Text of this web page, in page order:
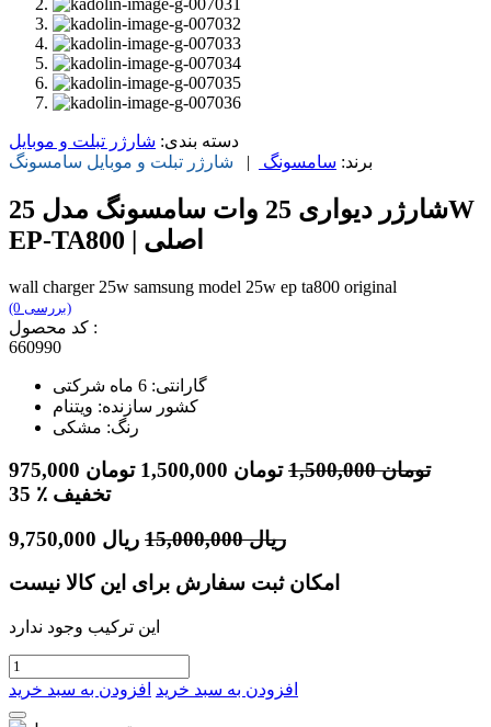
دسته بندی: شارژر تبلت و موبایل
برند: سامسونگ | شارژر تبلت و موبایل سامسونگ
شارژر دیواری 25 وات سامسونگ مدل 25W
EP-TA800 | اصلی
wall charger 25w samsung model 25w ep ta800 original
(0 بررسی)
کد محصول :
660990
گارانتی: 6 ماه شرکتی
کشور سازنده: ویتنام
رنگ: مشکی
975,000 تومان 1,500,000 تومان 1,500,000 تومان
35
٪ تخفیف
9,750,000 ریال 15,000,000 ریال
امکان ثبت سفارش برای این کالا نیست
این ترکیب وجود ندارد
افزودن به سبد خرید افزودن به سبد خرید